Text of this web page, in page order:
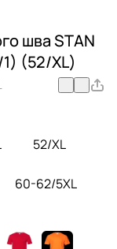
шва STAN
(52/XL)
52/XL
60-62/5XL